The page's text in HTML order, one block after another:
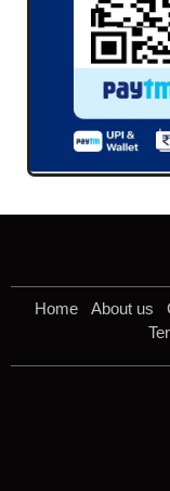
Home About us